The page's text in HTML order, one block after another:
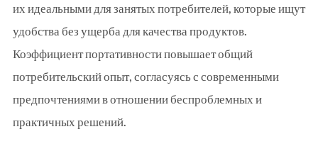
их идеальными для занятых потребителей, которые ищут
удобства без ущерба для качества продуктов.
Коэффициент портативности повышает общий
потребительский опыт, согласуясь с современными
предпочтениями в отношении беспроблемных и
практичных решений.